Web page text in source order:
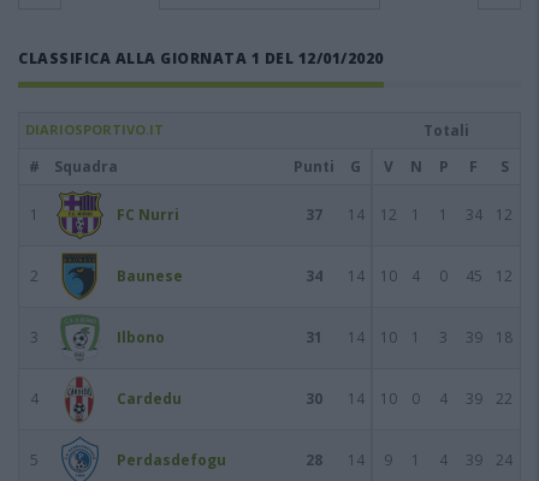
CLASSIFICA ALLA GIORNATA 1 DEL 12/01/2020
DIARIOSPORTIVO.IT
Totali
#
Squadra Punti G V N P F S
1 FC Nurri 37 14 12 1 1 34 12
2 Baunese 34 14 10 4 0 45 12
3 Ilbono 31 14 10 1 3 39 18
4 Cardedu 30 14 10 0 4 39 22
5 Perdasdefogu 28 14 9 1 4 39 24